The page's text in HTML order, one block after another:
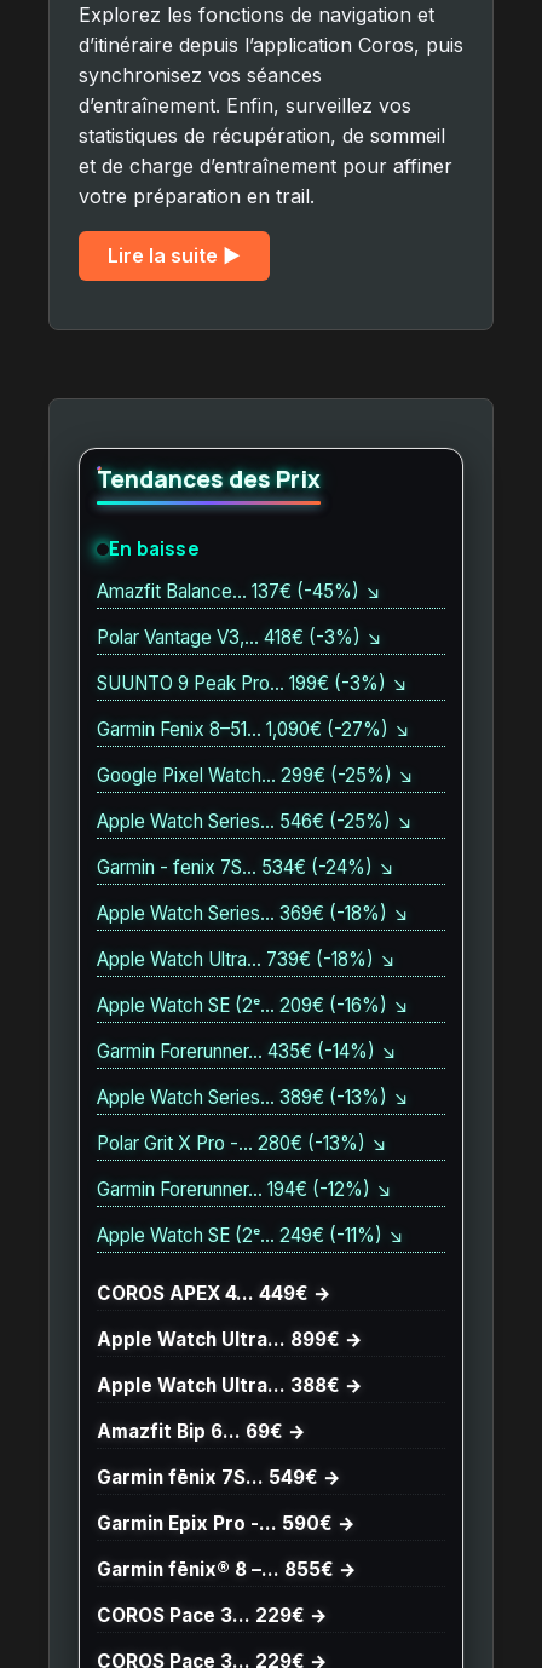
Explorez les fonctions de navigation et
d’itinéraire depuis l’application Coros, puis
synchronisez vos séances
d’entraînement. Enfin, surveillez vos
statistiques de récupération, de sommeil
et de charge d’entraînement pour affiner
votre préparation en trail.
Lire la suite ▶︎
Tendances des Prix
En baisse
Amazfit Balance… 137€ (-45%) ↘
Polar Vantage V3,… 418€ (-3%) ↘
SUUNTO 9 Peak Pro… 199€ (-3%) ↘
Garmin Fenix 8–51… 1,090€ (-27%) ↘
Google Pixel Watch… 299€ (-25%) ↘
Apple Watch Series… 546€ (-25%) ↘
Garmin - fenix 7S… 534€ (-24%) ↘
Apple Watch Series… 369€ (-18%) ↘
Apple Watch Ultra… 739€ (-18%) ↘
Apple Watch SE (2ᵉ… 209€ (-16%) ↘
Garmin Forerunner… 435€ (-14%) ↘
Apple Watch Series… 389€ (-13%) ↘
Polar Grit X Pro -… 280€ (-13%) ↘
Garmin Forerunner… 194€ (-12%) ↘
Apple Watch SE (2ᵉ… 249€ (-11%) ↘
COROS APEX 4… 449€ →
Apple Watch Ultra… 899€ →
Apple Watch Ultra… 388€ →
Amazfit Bip 6… 69€ →
Garmin fēnix 7S… 549€ →
Garmin Epix Pro -… 590€ →
Garmin fēnix® 8 –… 855€ →
COROS Pace 3… 229€ →
COROS Pace 3… 229€ →